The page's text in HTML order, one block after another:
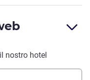
nostro hotel